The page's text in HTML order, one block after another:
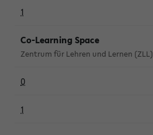
1
Co-Learning Space
Zentrum für Lehren und Lernen (ZLL)
0
1